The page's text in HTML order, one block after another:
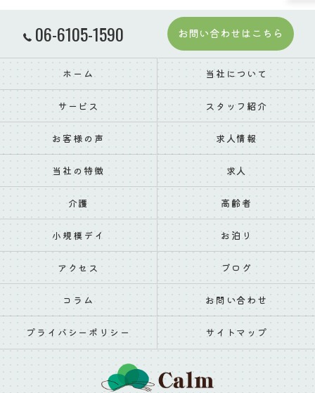
06-6105-1590 お問い合わせはこちら
ホーム 当社について
サービス スタッフ紹介
お客様の声 求人情報
当社の特徴 求人
介護 高齢者
小規模デイ お泊り
アクセス ブログ
コラム お問い合わせ
プライバシーポリシー サイトマップ